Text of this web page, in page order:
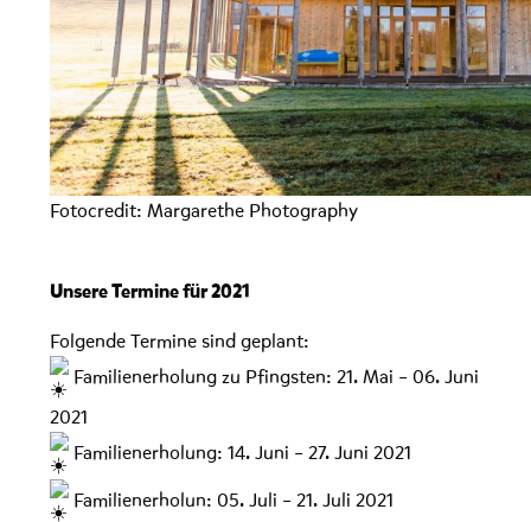
Fotocredit: Margarethe Photography
Unsere Termine für 2021
Folgende Termine sind geplant:
Familienerholung zu Pfingsten: 21. Mai – 06. Juni
2021
Familienerholung: 14. Juni – 27. Juni 2021
Familienerholun: 05. Juli – 21. Juli 2021